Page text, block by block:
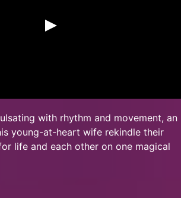
with rhythm and movement, an
young-at-heart wife rekindle their
life and each other on one magical